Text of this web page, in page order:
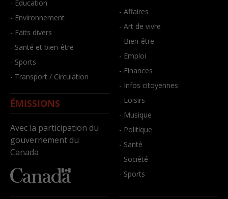
- Éducation
- Environnement
- Faits divers
- Santé et bien-être
- Sports
- Transport / Circulation
ÉMISSIONS
Avec la participation du
gouvernement du
Canada
- Affaires
- Art de vivre
- Bien-être
- Emploi
- Finances
- Infos citoyennes
- Loisirs
- Musique
- Politique
- Santé
- Société
- Sports